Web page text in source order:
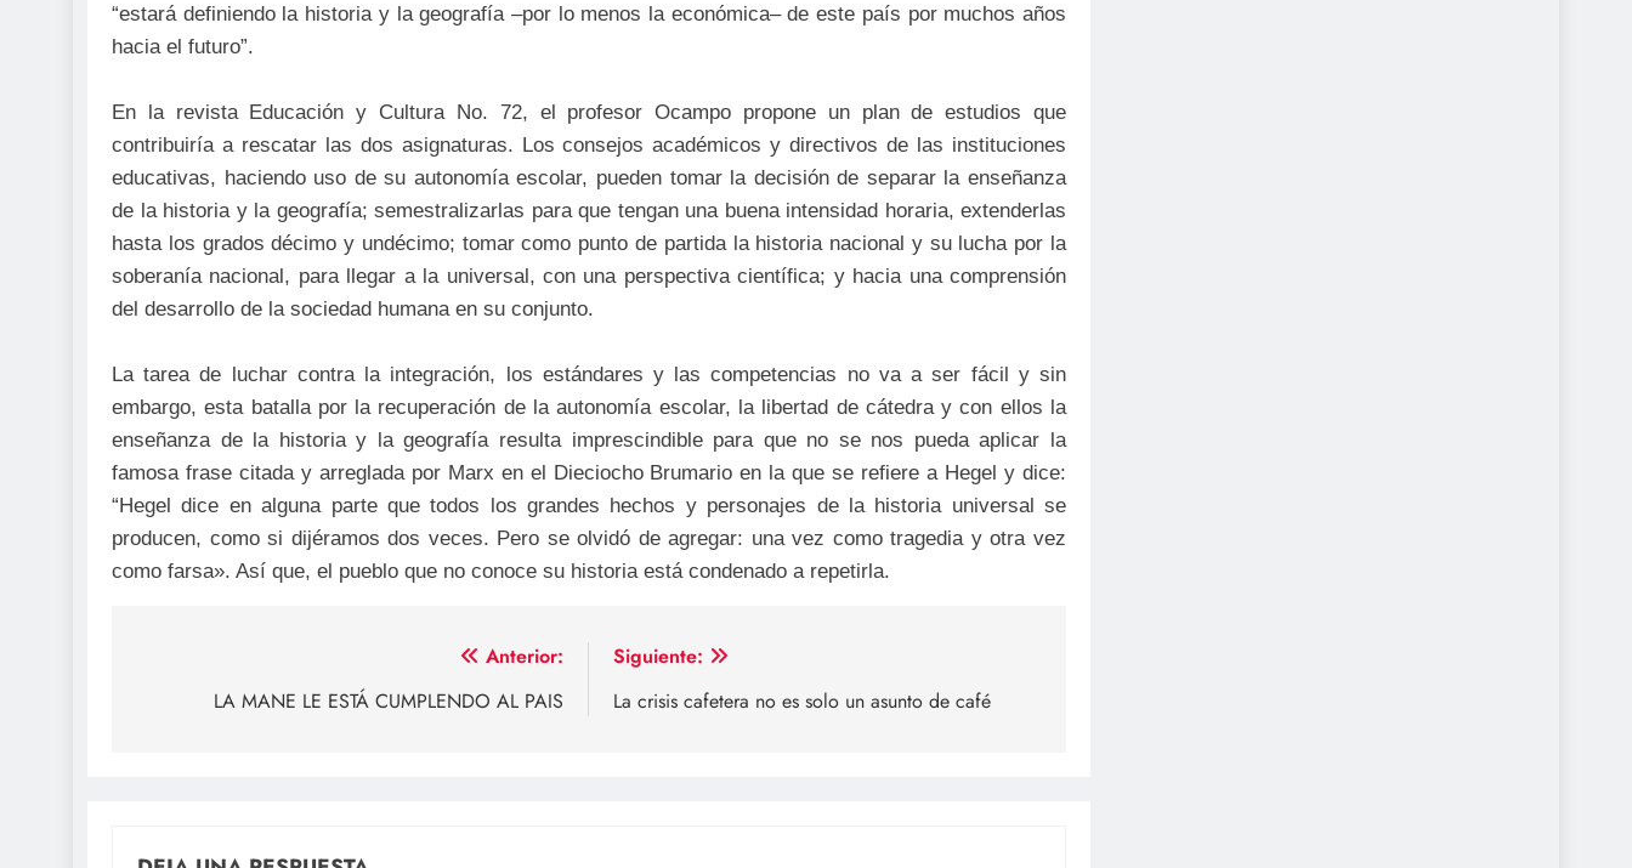
“estará definiendo la historia y la geografía –por lo menos la económica– de este país por muchos años
hacia el futuro”.
En la revista Educación y Cultura No. 72, el profesor Ocampo propone un plan de estudios que
contribuiría a rescatar las dos asignaturas. Los consejos académicos y directivos de las instituciones
educativas, haciendo uso de su autonomía escolar, pueden tomar la decisión de separar la enseñanza
de la historia y la geografía; semestralizarlas para que tengan una buena intensidad horaria, extenderlas
hasta los grados décimo y undécimo; tomar como punto de partida la historia nacional y su lucha por la
soberanía nacional, para llegar a la universal, con una perspectiva científica; y hacia una comprensión
del desarrollo de la sociedad humana en su conjunto.
La tarea de luchar contra la integración, los estándares y las competencias no va a ser fácil y sin
embargo, esta batalla por la recuperación de la autonomía escolar, la libertad de cátedra y con ellos la
enseñanza de la historia y la geografía resulta imprescindible para que no se nos pueda aplicar la
famosa frase citada y arreglada por Marx en el Dieciocho Brumario en la que se refiere a Hegel y dice:
“Hegel dice en alguna parte que todos los grandes hechos y personajes de la historia universal se
producen, como si dijéramos dos veces. Pero se olvidó de agregar: una vez como tragedia y otra vez
como farsa». Así que, el pueblo que no conoce su historia está condenado a repetirla.
Anterior:
LA MANE LE ESTÁ CUMPLENDO AL PAIS
Siguiente:
La crisis cafetera no es solo un asunto de café